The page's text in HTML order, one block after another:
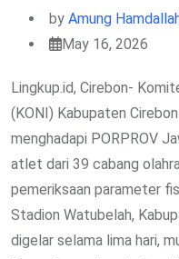
by Amung
May 16, 2026
Lingkup.id, Cirebon-
(KONI) Kabupaten
menghadapi PORPROV
atlet dari 39 cabang
pemeriksaan parameter
Stadion Watubelah,
digelar selama lima hari,